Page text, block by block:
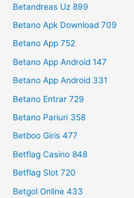
Betandreas Uz 899
Betano Apk Download 709
Betano App 752
Betano App Android 147
Betano App Android 331
Betano Entrar 729
Betano Pariuri 358
Betboo Giris 477
Betflag Casino 848
Betflag Slot 720
Betgol Online 433